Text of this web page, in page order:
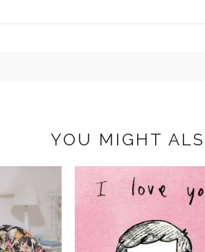
YOU MIGHT